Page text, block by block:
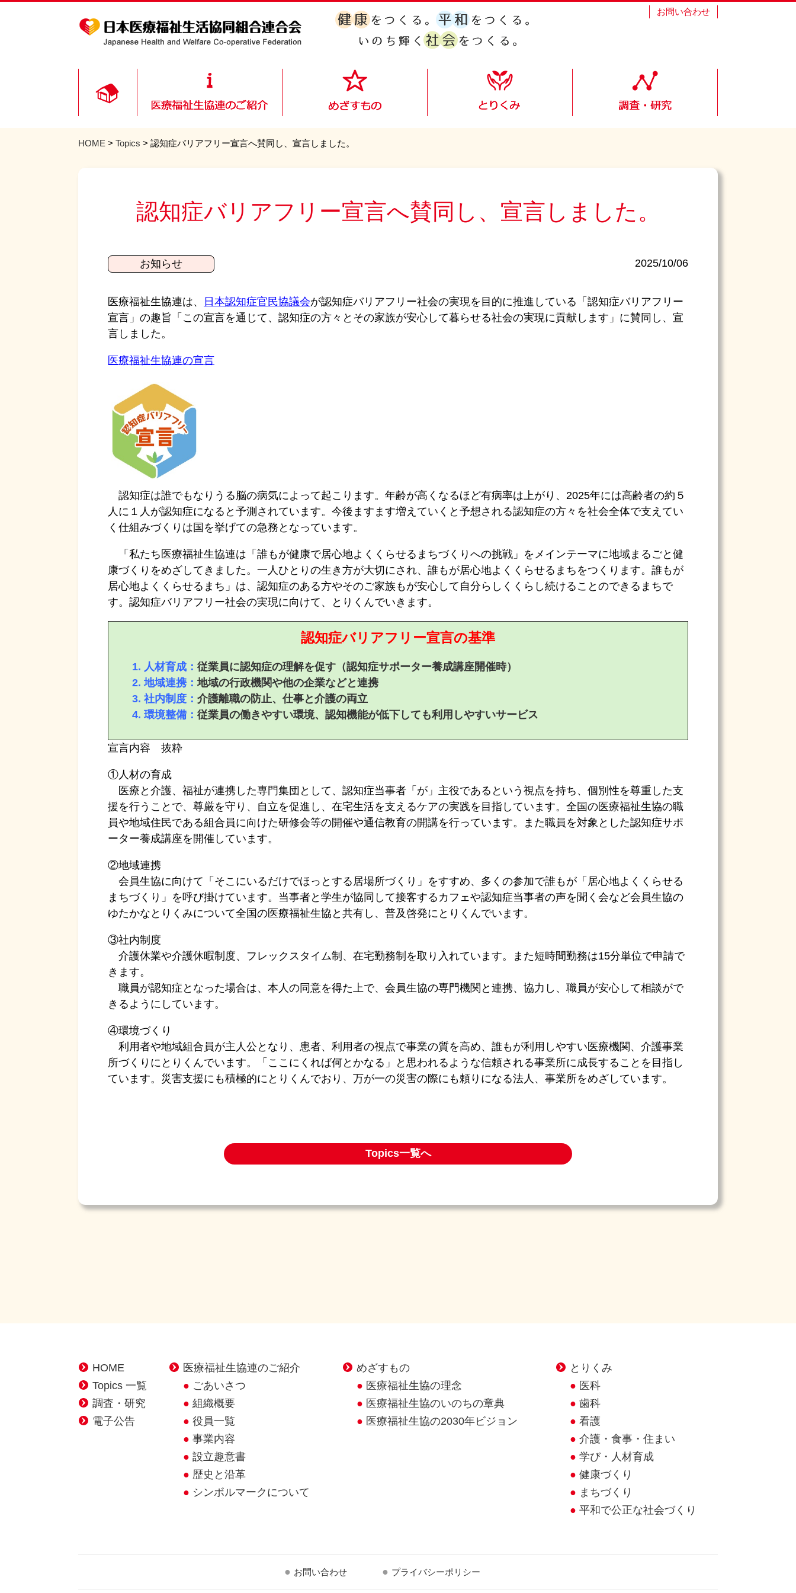
お問い合わせ
HOME > Topics > 認知症バリアフリー宣言へ賛同し、宣言しました。
認知症バリアフリー宣言へ賛同し、宣言しました。
2025/10/06
お知らせ
医療福祉生協連は、 日本認知症官民協議会が認知症バリアフリー社会の実現を目的に推進している「認知症バリアフリー
宣言」の趣旨「この宣言を通じて、認知症の方々とその家族が安心して暮らせる社会の実現に貢献します」に賛同し、宣
言しました。
医療福祉生協連の宣言
認知症は誰でもなりうる脳の病気によって起こります。年齢が高くなるほど有病率は上がり、2025年には高齢者の約５
人に１人が認知症になると予測されています。今後ますます増えていくと予想される認知症の方々を社会全体で支えてい
く仕組みづくりは国を挙げての急務となっています。
「私たち医療福祉生協連は「誰もが健康で居心地よくくらせるまちづくりへの挑戦」をメインテーマに地域まるごと健
康づくりをめざしてきました。一人ひとりの生き方が大切にされ、誰もが居心地よくくらせるまちをつくります。誰もが
居心地よくくらせるまち」は、認知症のある方やそのご家族もが安心して自分らしくくらし続けることのできるまちで
す。認知症バリアフリー社会の実現に向けて、とりくんでいきます。
認知症バリアフリー宣言の基準
人材育成： 従業員に認知症の理解を促す（認知症サポーター養成講座開催時）
地域連携：地域の行政機関や他の企業などと連携
社内制度： 介護離職の防止、仕事と介護の両立
環境整備： 従業員の働きやすい環境、認知機能が低下しても利用しやすいサービス
宣言内容 抜粋
①人材の育成
医療と介護、福祉が連携した専門集団として、認知症当事者「が」主役であるという視点を持ち、個別性を尊重した支
援を行うことで、尊厳を守り、自立を促進し、在宅生活を支えるケアの実践を目指しています。全国の医療福祉生協の職
員や地域住民である組合員に向けた研修会等の開催や通信教育の開講を行っています。また職員を対象とした認知症サポ
ーター養成講座を開催しています。
②地域連携
会員生協に向けて「そこにいるだけでほっとする居場所づくり」をすすめ、多くの参加で誰もが「居心地よくくらせる
まちづくり」を呼び掛けています。当事者と学生が協同して接客するカフェや認知症当事者の声を聞く会など会員生協の
ゆたかなとりくみについて全国の医療福祉生協と共有し、普及啓発にとりくんでいます。
③社内制度
介護休業や介護休暇制度、フレックスタイム制、在宅勤務制を取り入れています。また短時間勤務は15分単位で申請で
きます。
職員が認知症となった場合は、本人の同意を得た上で、会員生協の専門機関と連携、協力し、職員が安心して相談がで
きるようにしています。
④環境づくり
利用者や地域組合員が主人公となり、患者、利用者の視点で事業の質を高め、誰もが利用しやすい医療機関、介護事業
所づくりにとりくんでいます。「ここにくれば何とかなる」と思われるような信頼される事業所に成長することを目指し
ています。災害支援にも積極的にとりくんでおり、万が一の災害の際にも頼りになる法人、事業所をめざしています。
Topics一覧へ
HOME
Topics 一覧
調査・研究
電子公告
医療福祉生協連のご紹介
ごあいさつ
組織概要
役員一覧
事業内容
設立趣意書
歴史と沿革
シンボルマークについて
めざすもの
医療福祉生協の理念
医療福祉生協のいのちの章典
医療福祉生協の2030年ビジョン
とりくみ
医科
歯科
看護
介護・食事・住まい
学び・人材育成
健康づくり
まちづくり
平和で公正な社会づくり
お問い合わせ プライバシーポリシー